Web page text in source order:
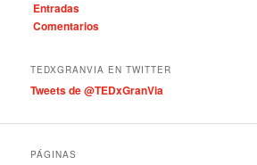
g
o
s
Entradas
Comentarios
TEDXGRANVIA EN TWITTER
Tweets de @TEDxGranVia
PÁGINAS